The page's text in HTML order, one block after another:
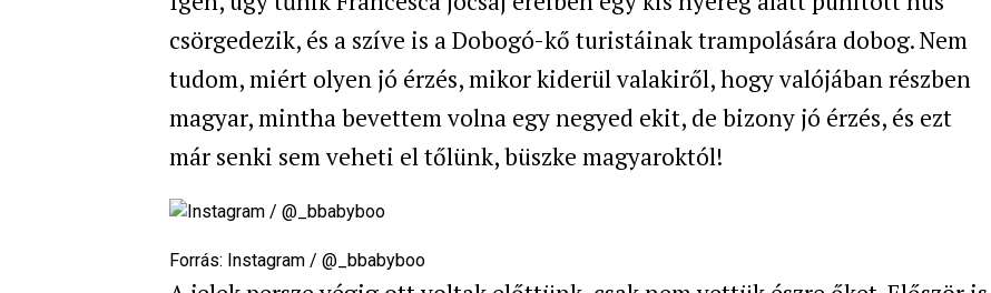
csörgedezik, és a szíve is a Dobogó-kő turistáinak trampolására dobog. Nem
tudom, miért olyen jó érzés, mikor kiderül valakiről, hogy valójában részben
magyar, mintha bevettem volna egy negyed ekit, de bizony jó érzés, és ezt
már senki sem veheti el tőlünk, büszke magyaroktól!
Forrás: Instagram / @_bbabyboo